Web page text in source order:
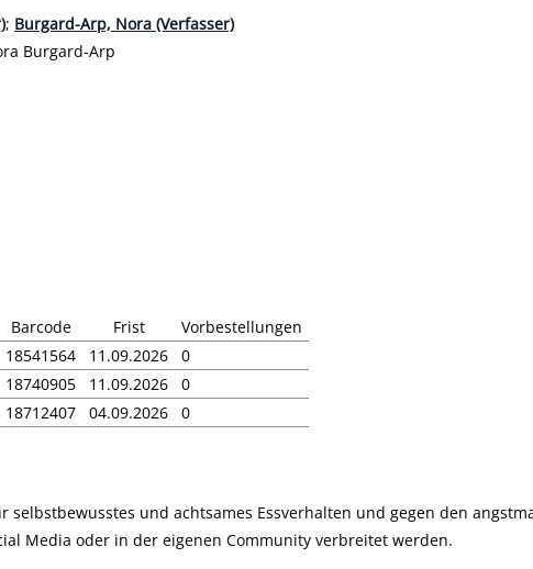
; Burgard-Arp, Nora (Verfasser)
Burgard-Arp
Barcode Frist
Vorbestellungen
18541564 11.09.2026
0
18740905 11.09.2026
0
18712407 04.09.2026 0
und achtsames Essverhalten und gegen den
Media oder in der eigenen Community verbreitet werden.